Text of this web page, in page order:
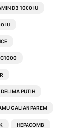
D3 1000 IU
IU
C1000
PUTIH
GALIAN PAREM
HEPACOMB